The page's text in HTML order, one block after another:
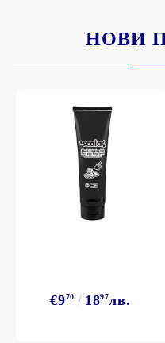
НОВИ
€970 1897лв.